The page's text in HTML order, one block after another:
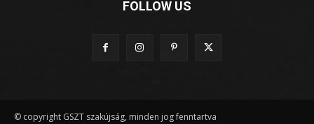
FOLLOW US
© copyright GSZT szakújság, minden jog fenntartva